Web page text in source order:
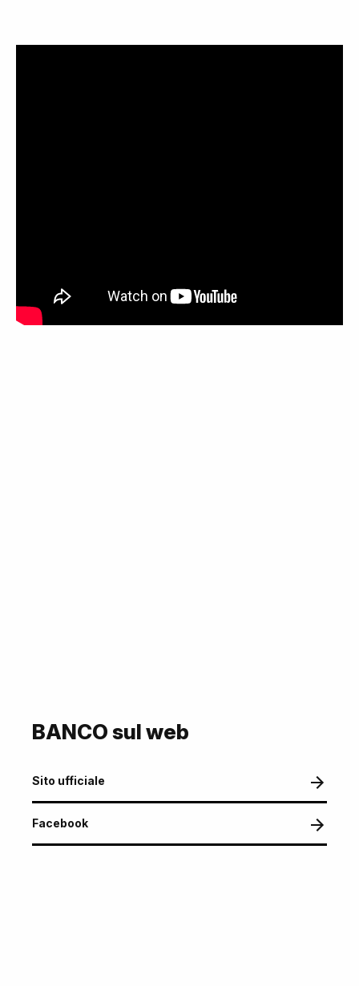
BANCO sul web
Sito ufficiale
Facebook